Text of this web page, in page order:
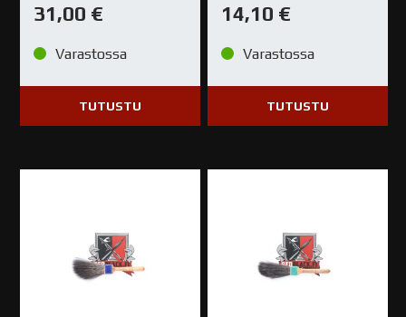
31,00 €
Varastossa
TUTUSTU
14,10 €
Varastossa
TUTUSTU